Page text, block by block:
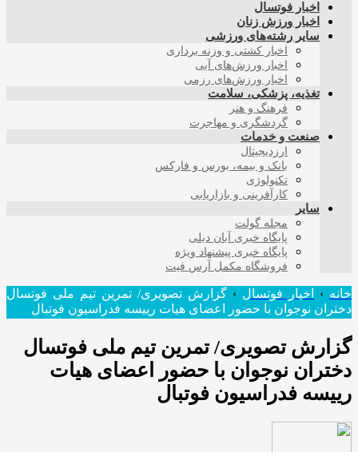
اخبار فوتسال
اخبار ورزش زنان
سایر رشته‌های ورزشی
اخبار کشتی و وزنه برداری
اخبار ورزش‌های آبی
اخبار ورزش‌های رزمی
تغذیه، پزشکی، سلامت
فرهنگ و هنر
گردشگری و مهاجرت
صنعت و خدمات
ارزدیجیتال
بانک و بیمه، بورس و فارکس
تکنولوژی
کارآفرینی و بازاریابی
سایر
مجله گولت
پایگاه خبری آبان دیلی
پایگاه خبری پیشنهاد ویژه
فروشگاه مکمل آرس فیت
خانه › اخبار فوتسال › گزارش تصویری/ تمرین تیم ملی فوتسال
دختران نوجوان با حضور اعضای هیات رییسه فدراسیون فوتبال
گزارش تصویری/ تمرین تیم ملی فوتسال
دختران نوجوان با حضور اعضای هیات
رییسه فدراسیون فوتبال